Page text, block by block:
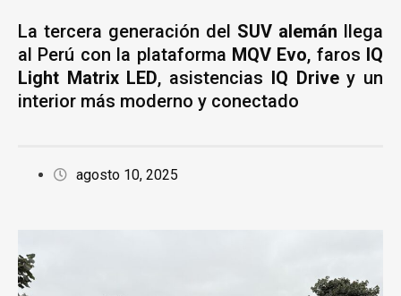
La tercera generación del SUV alemán llega
al Perú con la plataforma MQV Evo, faros IQ
Light Matrix LED, asistencias IQ Drivey un
interior más moderno y conectado
agosto 10, 2025